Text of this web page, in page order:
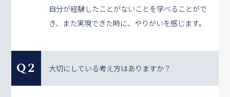
自分が経験したことがないことを学べることがで
き、また実現できた時に、やりがいを感じます。
Q2 大切にしている考え方はありますか？